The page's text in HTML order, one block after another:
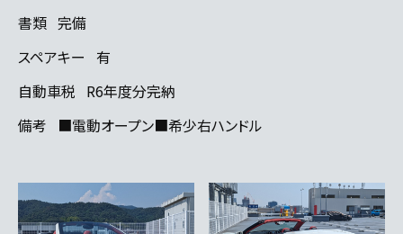
書類 完備
スペアキー
有
自動車税 R6年度分完納
備考
■電動オープン■希少右ハンドル